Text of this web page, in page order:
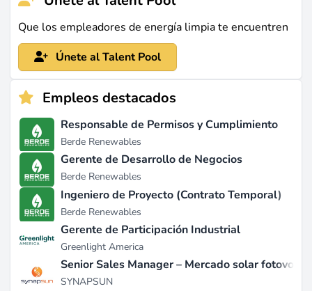
Que los empleadores de energía limpia te encuentren
Únete al Talent Pool
Empleos destacados
Responsable de Permisos y Cumplimiento
Berde Renewables
Gerente de Desarrollo de Negocios
Berde Renewables
Ingeniero de Proyecto (Contrato Temporal)
Berde Renewables
Gerente de Participación Industrial
Greenlight America
Senior Sales Manager – Mercado solar
SYNAPSUN